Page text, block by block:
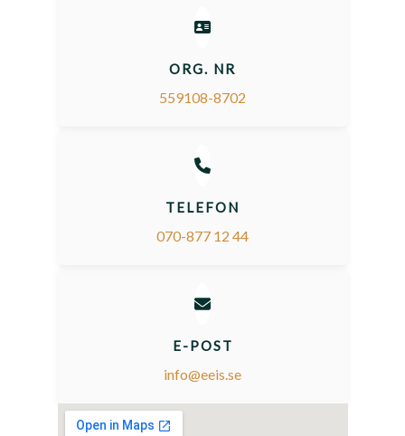
ORG. NR
559108-8702
TELEFON
070-877 12 44
E-POST
info@eeis.se